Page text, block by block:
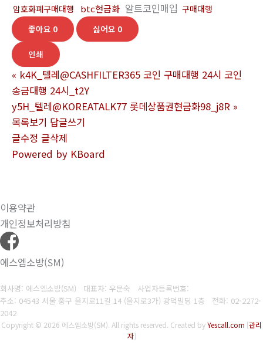
암호화폐구매대행 btc현금화 알트코인매입 구매대행
좋아요 0 싫어요 0
인쇄
« k4K_텔레@CASHFILTER365 코인 구매대행 24시 코인
송금대행 24시_t2Y
y5H_텔레@KOREATALK77 롯데상품권현금화98_j8R »
목록보기 답글쓰기
글수정 글삭제
Powered by KBoard
이용약관
개인정보처리방침
에스엠소방(SM)
회사명: 에스엠소방(SM) 대표자: 우문숙 사업자등록번호:
주소: 04543 서울 중구 을지로11길 14 (을지로3가) 광덕빌딩 1층 전화: 02-2272-
2042
Copyright © 2026 에스엠소방(SM). All rights reserved. Created byYescall.com [관리
자]